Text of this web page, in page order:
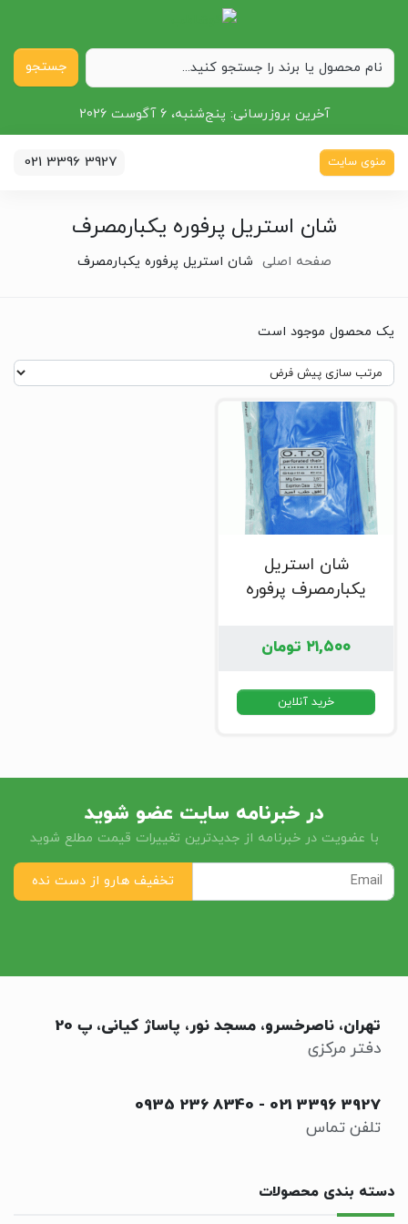
جستجو
آخرین بروزرسانی: پنج‌شنبه، 6 آگوست 2026
منوی سایت 021 3396 3927
شان استریل پرفوره یکبارمصرف
صفحه اصلی شان استریل پرفوره یکبارمصرف
یک محصول موجود است
شان استریل
یکبارمصرف پرفوره
۲۱,۵۰۰ تومان
خرید آنلاین
در خبرنامه سایت عضو شوید
با عضویت در خبرنامه از جدیدترین تغییرات قیمت مطلع شوید
تهران، ناصرخسرو، مسجد نور، پاساژ کیانی، پ 20
دفتر مرکزی
021 3396 3927
-
0935 236 8340
تلفن تماس
دسته بندی محصولات